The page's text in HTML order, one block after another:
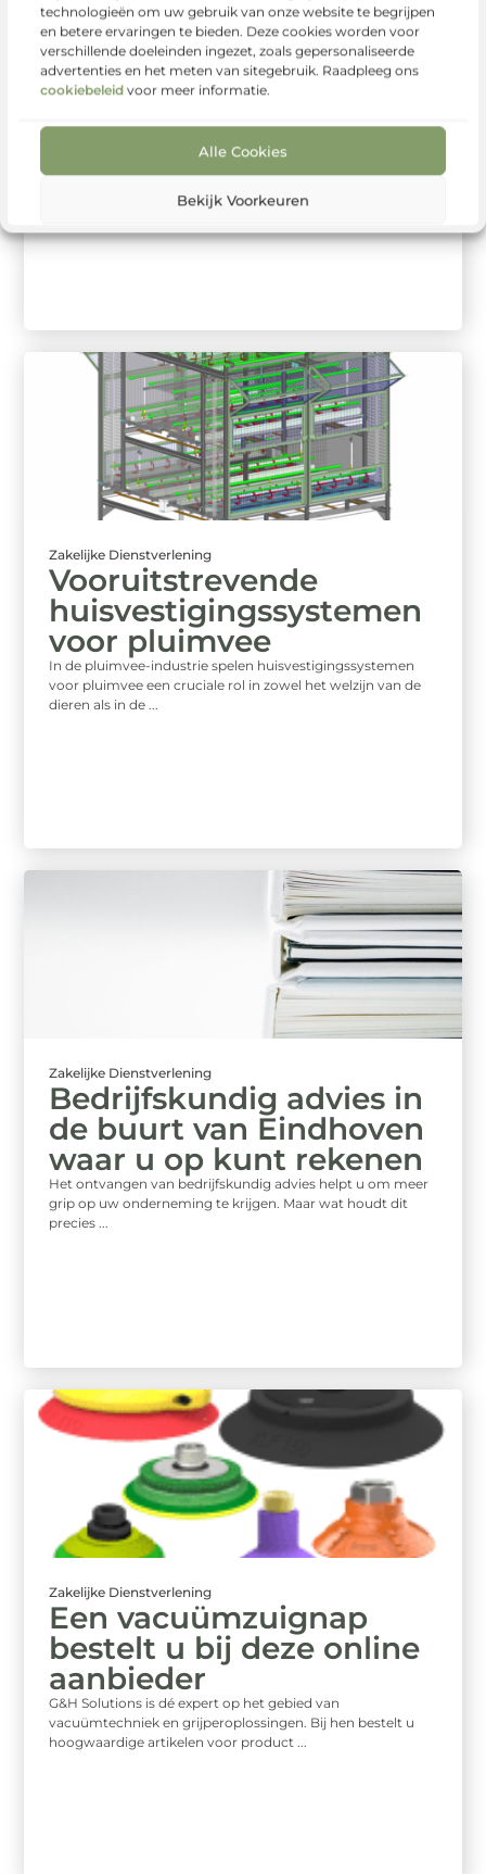
technologieën om uw gebruik van onze website te begrijpen
en betere ervaringen te bieden. Deze cookies worden voor
verschillende doeleinden ingezet, zoals gepersonaliseerde
advertenties en het meten van sitegebruik. Raadpleeg ons
cookiebeleid voor meer informatie.
Alle Cookies
Bekijk Voorkeuren
Zakelijke Dienstverlening
De Kunst van Op Maat
Gemaakte Matrijzen
voor Spuitgieten
In de wereld van productie en innovatie speelt kunststof
Zakelijke Dienstverlening
Vooruitstrevende
huisvestigingssystemen
voor pluimvee
In de pluimvee-industrie spelen huisvestigingssystemen
voor pluimvee een cruciale rol in zowel het welzijn van de
dieren als in de ...
Zakelijke Dienstverlening
Bedrijfskundig advies in
de buurt van Eindhoven
waar u op kunt rekenen
Het ontvangen van bedrijfskundig advies helpt u om meer
grip op uw onderneming te krijgen. Maar wat houdt dit
precies ...
Zakelijke Dienstverlening
Een vacuümzuignap
bestelt u bij deze online
aanbieder
G&H Solutions is dé expert op het gebied van
vacuümtechniek en grijperoplossingen. Bij hen bestelt u
hoogwaardige artikelen voor product ...